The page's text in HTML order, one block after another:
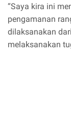
“Saya kira ini
pengamanan
dilaksanakan
melaksanakan